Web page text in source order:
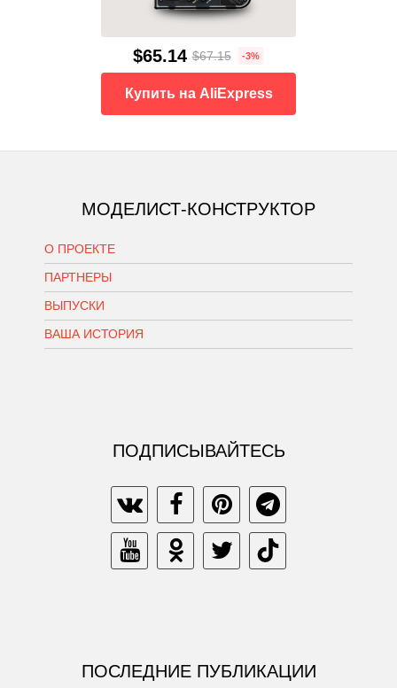
$65.14 $67.15 -3%
Купить на AliExpress
МОДЕЛИСТ-КОНСТРУКТОР
О ПРОЕКТЕ
ПАРТНЕРЫ
ВЫПУСКИ
ВАША ИСТОРИЯ
ПОДПИСЫВАЙТЕСЬ
ПОСЛЕДНИЕ ПУБЛИКАЦИИ